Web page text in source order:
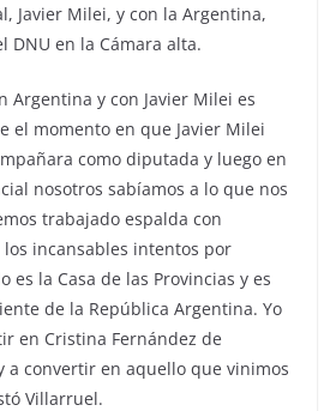
Javier Milei, y con la Argentina,
DNU en la Cámara alta.
Argentina y con Javier Milei es
el momento en que Javier Milei
como diputada y luego en
nosotros sabíamos a lo que nos
trabajado espalda con
incansables intentos por
es la Casa de las Provincias y es
de la República Argentina. Yo
en Cristina Fernández de
a convertir en aquello que vinimos
Villarruel.